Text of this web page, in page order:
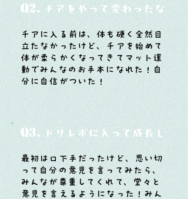
Q2. チアをやって変わったなと思
チアに入る前は、体も硬く全然目
立たなかったけど、チアを始めて
体が柔らかくなってきてマット運
動でみんなのお手本になれた！自
分に自信がついた！
Q3. ドリレボに入って成長した
最初は口下手だったけど、思い切
って自分の意見を言ってみたら、
みんなが尊重してくれて、堂々と
意見を言えるようになった！みん